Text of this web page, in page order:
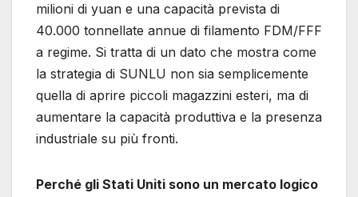
milioni di yuan e una capacità prevista di
40.000 tonnellate annue di filamento FDM/FFF
a regime. Si tratta di un dato che mostra come
la strategia di SUNLU non sia semplicemente
quella di aprire piccoli magazzini esteri, ma di
aumentare la capacità produttiva e la presenza
industriale su più fronti.
Perché gli Stati Uniti sono un mercato logico